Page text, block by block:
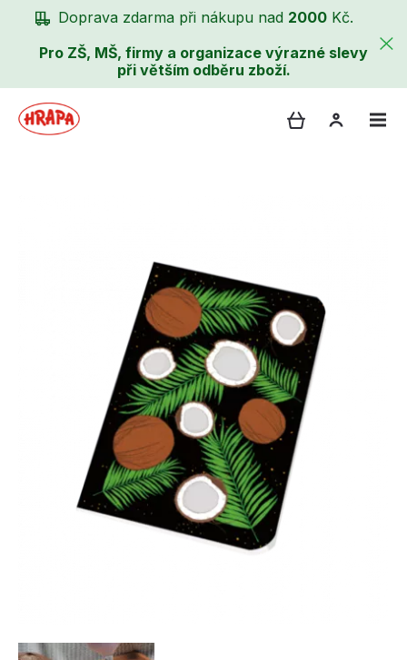
Doprava zdarma při nákupu nad 2000 Kč.
Pro ZŠ, MŠ, firmy a organizace výrazné slevy
při větším odběru zboží.